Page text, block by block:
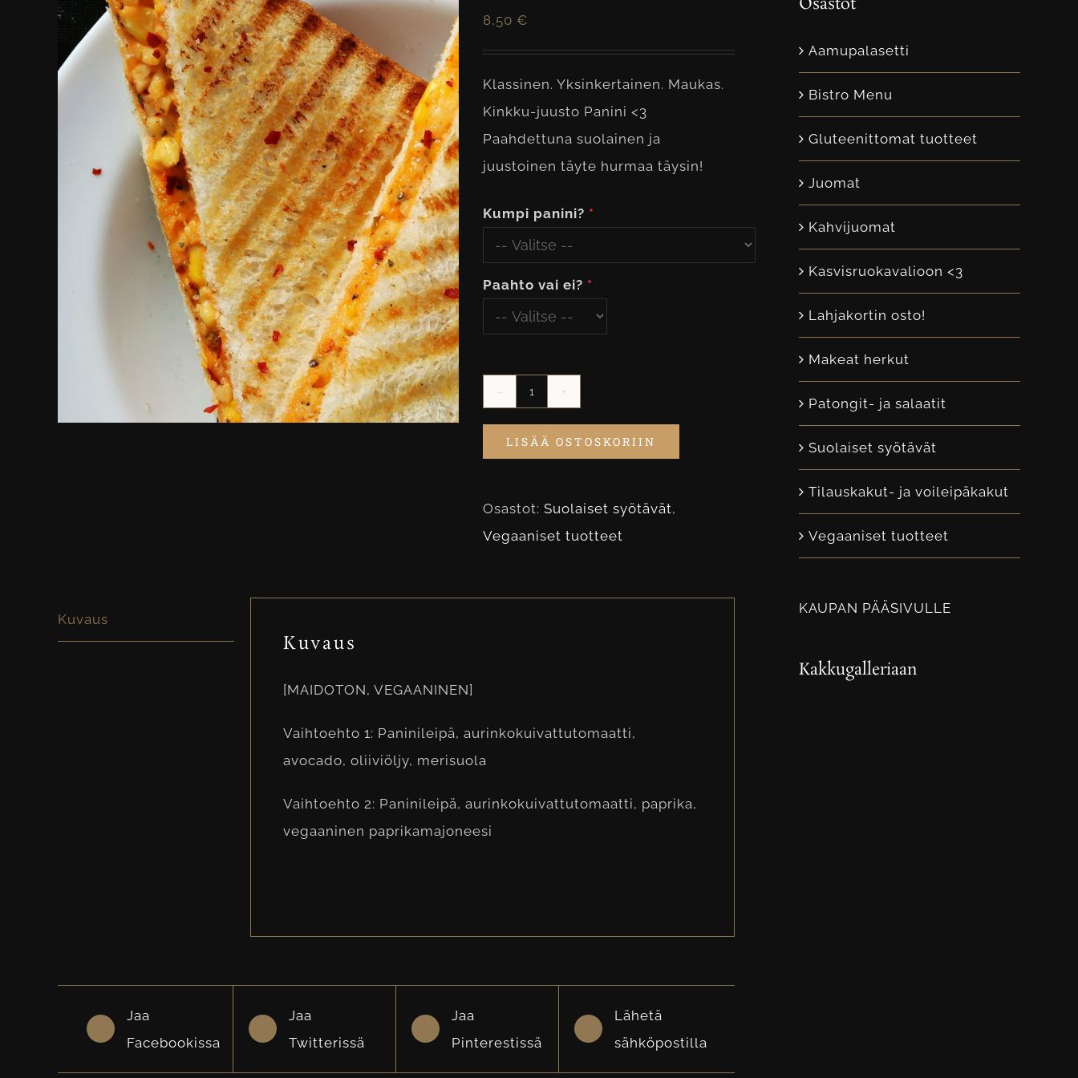
8,50 €
Klassinen. Yksinkertainen. Maukas.
Kinkku-juusto Panini <3
Paahdettuna suolainen ja
juustoinen täyte hurmaa täysin!
Kumpi panini?
Paahto vai ei?
Vegaaninen
määrä
LISÄÄ OSTOSKORIIN
Osastot: Suolaiset syötävät,
Vegaaniset tuotteet
Kuvaus
Kuvaus
[MAIDOTON, VEGAANINEN]
Vaihtoehto 1: Paninileipä, aurinkokuivattutomaatti,
avocado, oliiviöljy, merisuola
Vaihtoehto 2: Paninileipä, aurinkokuivattutomaatti, paprika,
vegaaninen paprikamajoneesi
Jaa
Facebookissa
Jaa
Twitterissä
Jaa
Pinterestissä
Lähetä
sähköpostilla
Aamupalasetti
Bistro Menu
Gluteenittomat tuotteet
Juomat
Kahvijuomat
Kasvisruokavalioon <3
Lahjakortin osto!
Makeat herkut
Patongit- ja salaatit
Suolaiset syötävät
Tilauskakut- ja voileipäkakut
Vegaaniset tuotteet
KAUPAN PÄÄSIVULLE
Kakkugalleriaan